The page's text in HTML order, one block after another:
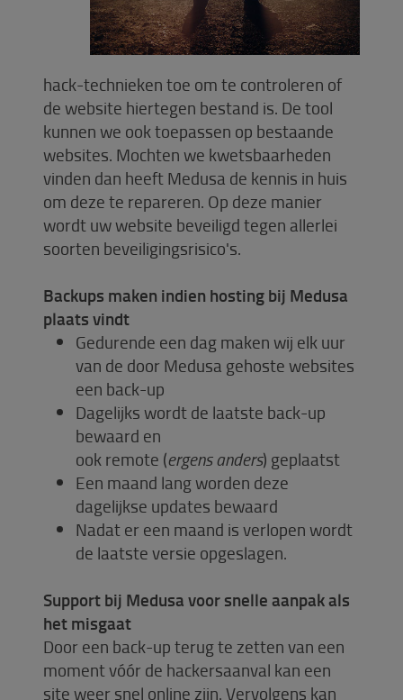
hack-technieken toe om te controleren of
de website hiertegen bestand is. De tool
kunnen we ook toepassen op bestaande
websites. Mochten we kwetsbaarheden
vinden dan heeft Medusa de kennis in huis
om deze te repareren. Op deze manier
wordt uw website beveiligd tegen allerlei
soorten beveiligingsrisico's.
Backups maken indien hosting bij Medusa
plaats vindt
Gedurende een dag maken wij elk uur
van de door Medusa gehoste websites
een back-up
Dagelijks wordt de laatste back-up
bewaard en
ook remote (ergens anders) geplaatst
Een maand lang worden deze
dagelijkse updates bewaard
Nadat er een maand is verlopen wordt
de laatste versie opgeslagen.
Support bij Medusa voor snelle aanpak als
het misgaat
Door een back-up terug te zetten van een
moment vóór de hackersaanval kan een
site weer snel online zijn. Vervolgens kan